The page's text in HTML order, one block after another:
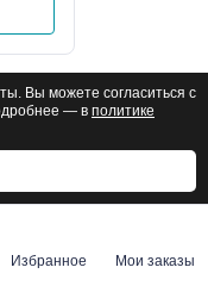
Избранное Мои заказы
Вы можете согласиться с
— в политике